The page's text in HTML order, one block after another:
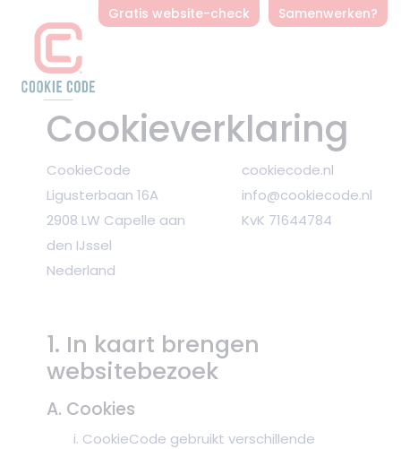
Gratis website-check Samenwerken?
Cookieverklaring
CookieCode
Ligusterbaan 16A
2908 LW Capelle aan
den IJssel
Nederland
cookiecode.nl
info@cookiecode.nl
KvK 71644784
1. In kaart brengen
websitebezoek
A. Cookies
CookieCode gebruikt verschillende